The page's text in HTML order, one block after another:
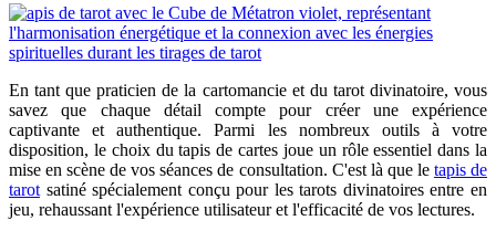
En tant que praticien de la cartomancie et du tarot divinatoire, vous
savez que chaque détail compte pour créer une expérience
captivante et authentique. Parmi les nombreux outils à votre
disposition, le choix du tapis de cartes joue un rôle essentiel dans la
mise en scène de vos séances de consultation. C'est là que le tapis de
tarot satiné spécialement conçu pour les tarots divinatoires entre en
jeu, rehaussant l'expérience utilisateur et l'efficacité de vos lectures.